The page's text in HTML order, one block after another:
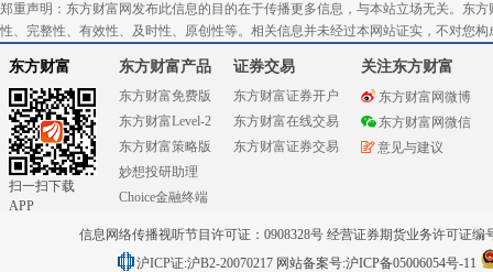
郑重声明：东方财富网发布此信息的目的在于传播更多信息，与本站立场无关。东
性、完整性、有效性、及时性、原创性等。相关信息并未经过本网站证实，不对您
东方财富
扫一扫下载
APP
东方财富产品
东方财富免费版
东方财富Level-2
东方财富策略版
妙想投研助理
Choice金融终端
证券交易
东方财富证券开户
东方财富在线交易
东方财富证券交易
关注东方财富
东方财富网微博
东方财富网微信
意见与建议
信息网络传播视听节目许可证：0908328号 经营证券期货业务许可证编
沪ICP证:沪B2-20070217 网站备案号:沪ICP备05006054号-11